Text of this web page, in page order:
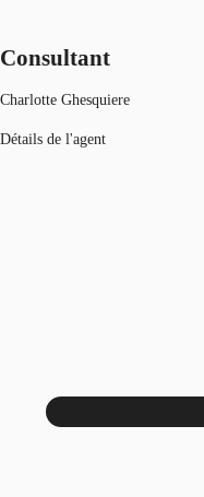
Consultant
Charlotte Ghesquiere
Détails de l'agent